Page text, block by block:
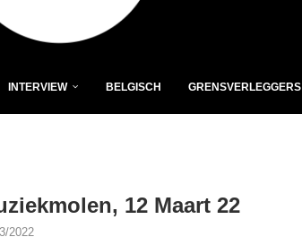
INTERVIEW BELGISCH GRENSVERLEGGERS
12 Maart 22
2022